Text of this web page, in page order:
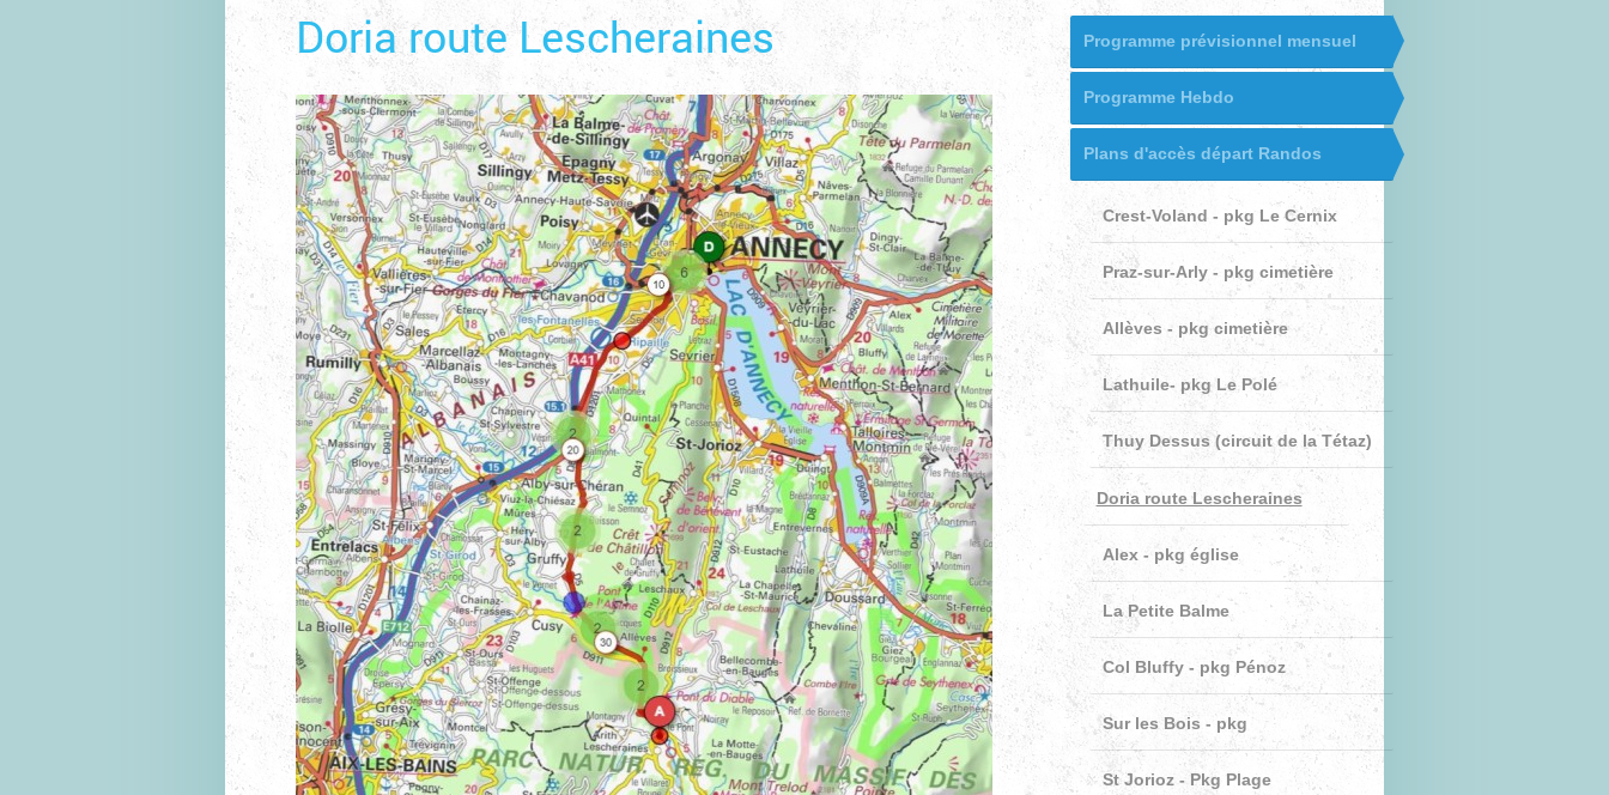
Doria route Lescheraines Programme prévisionnel mensuel
Programme Hebdo
Plans d'accès départ Randos
Crest-Voland - pkg Le Cernix
Praz-sur-Arly - pkg cimetière
Allèves - pkg cimetière
Lathuile- pkg Le Polé
Thuy Dessus (circuit de la Tétaz)
Doria route Lescheraines
Alex - pkg église
La Petite Balme
Col Bluffy - pkg Pénoz
Sur les Bois - pkg
St Jorioz - Pkg Plage